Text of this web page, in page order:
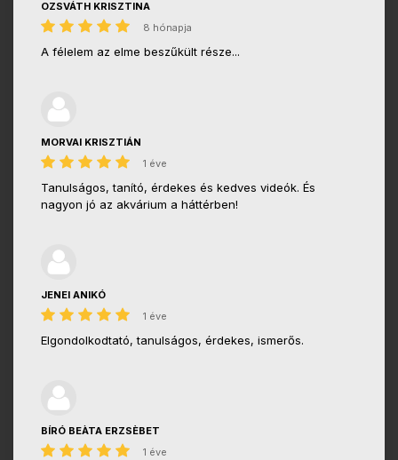
OZSVÁTH KRISZTINA
8 hónapja
A félelem az elme beszűkült része...
MORVAI KRISZTIÁN
1 éve
Tanulságos, tanító, érdekes és kedves videók. És
nagyon jó az akvárium a háttérben!
JENEI ANIKÓ
1 éve
Elgondolkodtató, tanulságos, érdekes, ismerős.
BÍRÓ BEÀTA ERZSÈBET
1 éve